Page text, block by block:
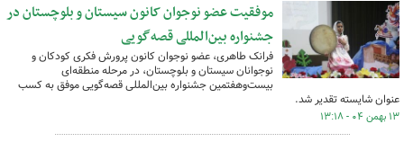
موفقیت عضو نوجوان کانون سیستان و بلوچستان در
جشنواره بین‌المللی قصه‌گویی
فرانک طاهری، عضو نوجوان کانون پرورش فکری کودکان و
نوجوانان سیستان و بلوچستان، در مرحله منطقه‌ای
بیست‌وهفتمین جشنواره بین‌المللی قصه‌گویی موفق به کسب
عنوان شایسته تقدیر شد.
۱۳ بهمن ۰۴ - ۱۳:۱۸